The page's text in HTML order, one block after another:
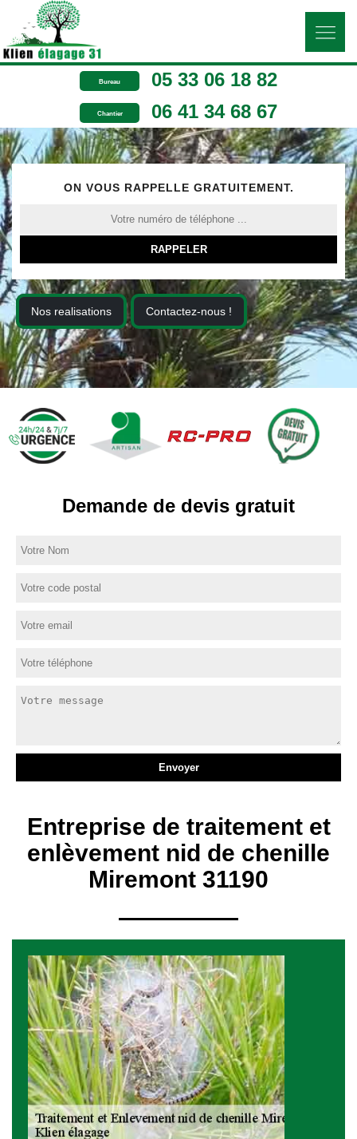
Bureau 05 33 06 18 82
Chantier 06 41 34 68 67
ON VOUS RAPPELLE GRATUITEMENT.
Nos realisations Contactez-nous !
Demande de devis gratuit
Entreprise de traitement et
enlèvement nid de chenille
Miremont 31190